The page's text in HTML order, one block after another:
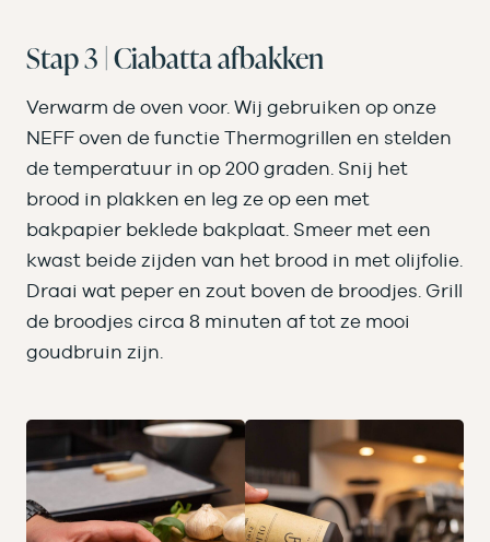
Stap 3 | Ciabatta afbakken
Verwarm de oven voor. Wij gebruiken op onze
NEFF oven de functie Thermogrillen en stelden
de temperatuur in op 200 graden. Snij het
brood in plakken en leg ze op een met
bakpapier beklede bakplaat. Smeer met een
kwast beide zijden van het brood in met olijfolie.
Draai wat peper en zout boven de broodjes. Grill
de broodjes circa 8 minuten af tot ze mooi
goudbruin zijn.